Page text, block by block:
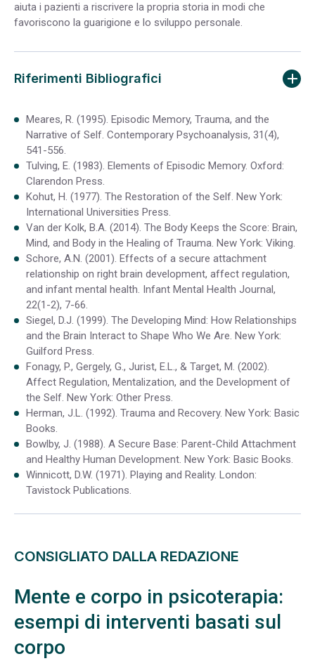
aiuta i pazienti a riscrivere la propria storia in modi che
favoriscono la guarigione e lo sviluppo personale.
Riferimenti Bibliografici
Meares, R. (1995). Episodic Memory, Trauma, and the
Narrative of Self. Contemporary Psychoanalysis, 31(4),
541-556.
Tulving, E. (1983). Elements of Episodic Memory. Oxford:
Clarendon Press.
Kohut, H. (1977). The Restoration of the Self. New York:
International Universities Press.
Van der Kolk, B.A. (2014). The Body Keeps the Score: Brain,
Mind, and Body in the Healing of Trauma. New York: Viking.
Schore, A.N. (2001). Effects of a secure attachment
relationship on right brain development, affect regulation,
and infant mental health. Infant Mental Health Journal,
22(1-2), 7-66.
Siegel, D.J. (1999). The Developing Mind: How Relationships
and the Brain Interact to Shape Who We Are. New York:
Guilford Press.
Fonagy, P., Gergely, G., Jurist, E.L., & Target, M. (2002).
Affect Regulation, Mentalization, and the Development of
the Self. New York: Other Press.
Herman, J.L. (1992). Trauma and Recovery. New York: Basic
Books.
Bowlby, J. (1988). A Secure Base: Parent-Child Attachment
and Healthy Human Development. New York: Basic Books.
Winnicott, D.W. (1971). Playing and Reality. London:
Tavistock Publications.
CONSIGLIATO DALLA REDAZIONE
Mente e corpo in psicoterapia:
esempi di interventi basati sul
corpo